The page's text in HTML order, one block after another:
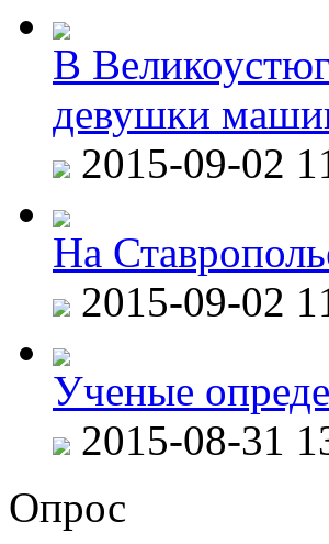
В
девушки
2015-09-02
На
2015-09-02
Ученые
2015-08-31
Опрос